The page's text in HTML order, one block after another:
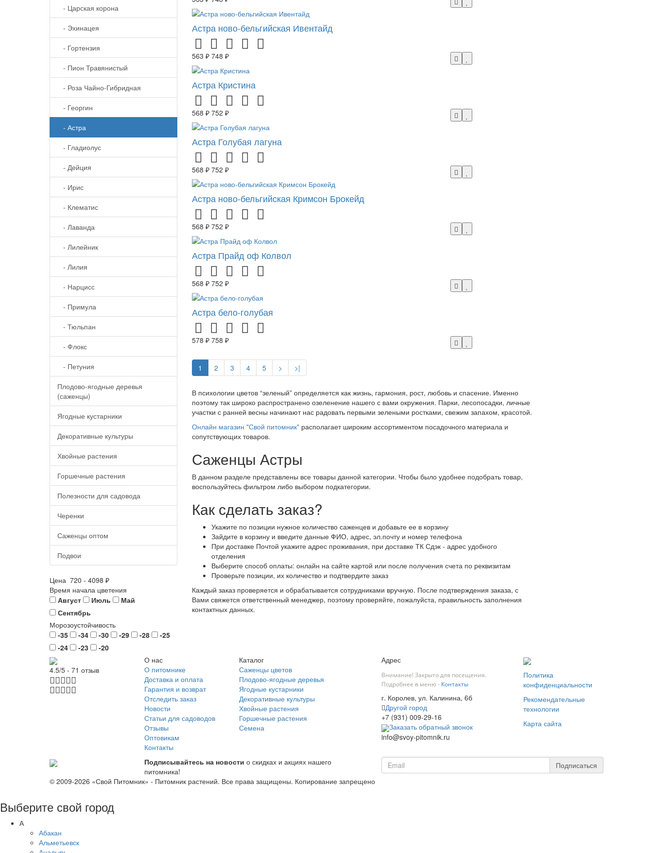
- Царская корона
- Эхинацея
- Гортензия
- Пион Травянистый
- Роза Чайно-Гибридная
- Георгин
- Астра
- Гладиолус
- Дейция
- Ирис
- Клематис
- Лаванда
- Лилейник
- Лилия
- Нарцисс
- Примула
- Тюльпан
- Флокс
- Петуния
Плодово-ягодные деревья
(саженцы)
Ягодные кустарники
Декоративные культуры
Хвойные растения
Горшечные растения
Полезности для садовода
Черенки
Саженцы оптом
Подвои
Цена 720 - 4098 ₽
Время начала цветения
Август
Июль
Май
Сентябрь
Морозоустойчивость
-35
-34 -30 -29 -28
-25
-24
-23 -20
Астра ново-бельгийская Ивентайд
563 ₽ 748 ₽
Астра Кристина
568 ₽ 752 ₽
Астра Голубая лагуна
568 ₽ 752 ₽
Астра ново-бельгийская Кримсон Брокейд
568 ₽ 752 ₽
Астра Прайд оф Колвол
568 ₽ 752 ₽
Астра бело-голубая
578 ₽ 758 ₽
1 2 3 4 5 > >|
В психологии цветов “зеленый” определяется как жизнь, гармония, рост, любовь и спасение. Именно
поэтому так широко распространено озеленение нашего с вами окружения. Парки, лесопосадки, личные
участки с ранней весны начинают нас радовать первыми зелеными ростками, свежим запахом, красотой.
Онлайн магазин "Свой питомник"располагает широким ассортиментом посадочного материала и
сопутствующих товаров.
Саженцы Астры
В данном разделе представлены все товары данной категории. Чтобы было удобнее подобрать товар,
воспользуйтесь фильтром либо выбором подкатегории.
Как сделать заказ?
Укажите по позиции нужное количество саженцев и добавьте ее в корзину
Зайдите в корзину и введите данные ФИО, адрес, эл.почту и номер телефона
При доставке Почтой укажите адрес проживания, при доставке ТК Сдэк - адрес удобного
отделения
Выберите способ оплаты: онлайн на сайте картой или после получения счета по реквизитам
Проверьте позиции, их количество и подтвердите заказ
Каждый заказ проверяется и обрабатывается сотрудниками вручную. После подтверждения заказа, с
Вами свяжется ответственный менеджер, поэтому проверяйте, пожалуйста, правильность заполнения
контактных данных.
4.5/5 - 71 отзыв
О нас
О питомнике
Доставка и оплата
Гарантия и возврат
Отследить заказ
Новости
Статьи для садоводов
Отзывы
Оптовикам
Контакты
Каталог
Саженцы цветов
Плодово-ягодные деревья
Ягодные кустарники
Декоративные культуры
Хвойные растения
Горшечные растения
Семена
Адрес
Внимание! Закрыто для посещения.
Подробнее в меню - Контакты
г. Королев, ул. Калинина, 6б
Другой город
+7 (931) 009-29-16
Заказать обратный звонок
info@svoy-pitomnik.ru
Политика
конфиденциальности
Рекомендательные
технологии
Карта сайта
Подписывайтесь на новости о скидках и акциях нашего
питомника!
Подписаться
© 2009-2026 «Свой Питомник» - Питомник растений. Все права защищены. Копирование запрещено
Выберите свой город
А
Абакан
Альметьевск